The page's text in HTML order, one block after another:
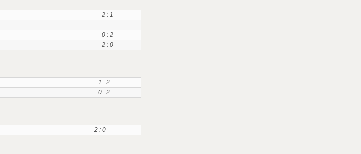
2 : 1
0 : 2
2 : 0
1 : 2
0 : 2
2 : 0